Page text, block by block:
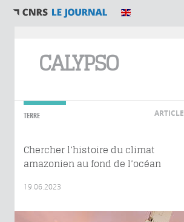
CALYPSO
TERRE ARTICLE
Chercher l’histoire du climat
amazonien au fond de l’océan
19.06.2023